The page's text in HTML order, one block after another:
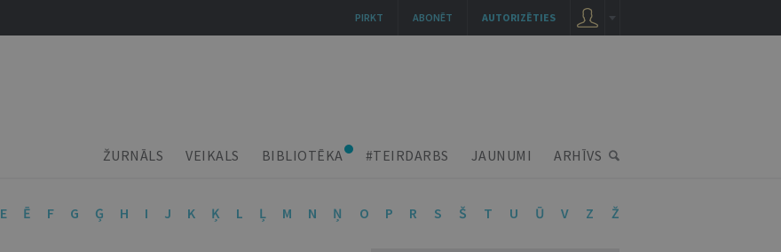
ŽURNĀLS VEIKALS BIBLIOTĒKA #TEIRDARBS JAUNUMI ARHĪVS
E Ē F G Ģ H I J K Ķ L Ļ M N Ņ O P R S Š T U Ū V Z Ž
AUTORIZĒTIES
ABONĒT
PIRKT